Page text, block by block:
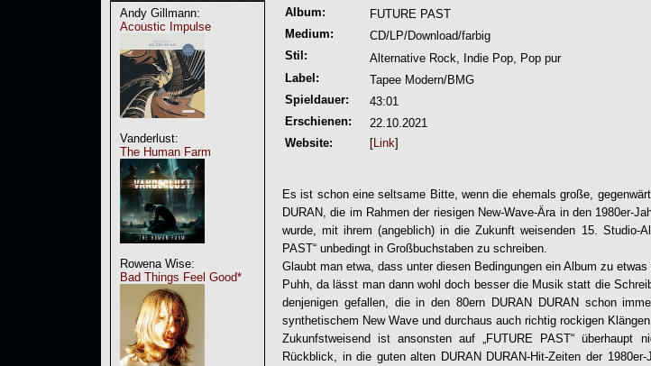
Andy Gillmann:
Acoustic Impulse
Vanderlust:
The Human Farm
Rowena Wise:
Bad Things Feel Good*
Album:
FUTURE PAST
Medium:
CD/LP/Download/farbig
Stil:
Alternative Rock, Indie Pop, Pop pur
Label:
Tapee Modern/BMG
Spieldauer:
43:01
Erschienen:
22.10.2021
Website:
[Link]
Es ist schon eine seltsame Bitte, wenn die ehemals große,
DURAN , die im Rahmen der riesigen New-Wave-Ära in den 1980er-
wurde, mit ihrem (angeblich) in die Zukunft weisenden 15. Studio-
PAST“ unbedingt in Großbuchstaben zu schreiben.
Glaubt man etwa, dass unter diesen Bedingungen ein Album zu etwas
Puhh, da lässt man dann wohl doch besser die Musik statt die
denjenigen gefallen, die in den 80ern DURAN DURANschon
synthetischem New Wave und durchaus auch richtig rockigen
Zukunfstweisend ist ansonsten auf „ FUTURE PAST“ überhaupt
Rückblick, in die guten alten DURAN DURAN-Hit-Zeiten der